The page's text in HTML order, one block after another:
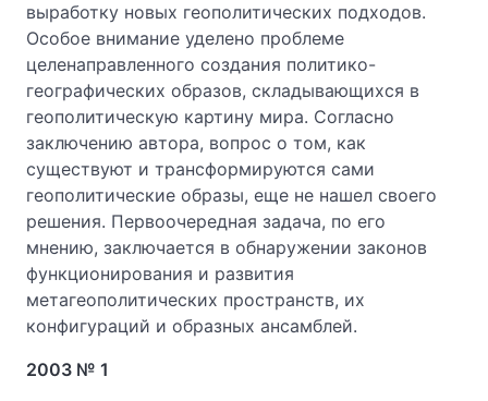
выработку новых геополитических подходов.
Особое внимание уделено проблеме
целенаправленного создания политико-
географических образов, складывающихся в
геополитическую картину мира. Согласно
заключению автора, вопрос о том, как
существуют и трансформируются сами
геополитические образы, еще не нашел своего
решения. Первоочередная задача, по его
мнению, заключается в обнаружении законов
функционирования и развития
метагеополитических пространств, их
конфигураций и образных ансамблей.
2003 № 1